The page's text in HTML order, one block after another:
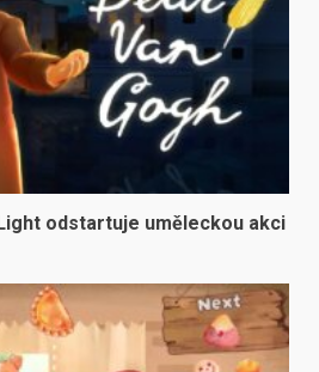
odstartuje uměleckou akci